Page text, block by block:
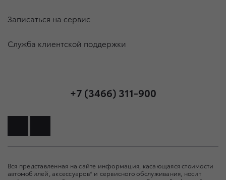
Записаться на сервис
Служба клиентской поддержки
+7 (3466) 311-900
Вся представленная на сайте информация, касающаяся стоимости
автомобилей, аксессуаров* и сервисного обслуживания, носит